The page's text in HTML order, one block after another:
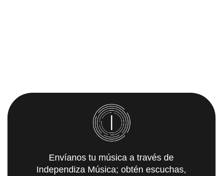
Envíanos tu música a través de
Independiza Música; obtén escuchas,